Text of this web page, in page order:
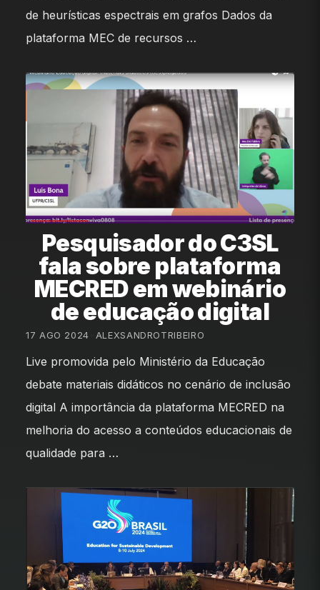
de heurísticas espectrais em grafos Dados da
plataforma MEC de recursos …
Pesquisador do C3SL
fala sobre plataforma
MECRED em webinário
de educação digital
17 AGO 2024 ALEXSANDROTRIBEIRO
Live promovida pelo Ministério da Educação
debate materiais didáticos no cenário de inclusão
digital A importância da plataforma MECRED na
melhoria do acesso a conteúdos educacionais de
qualidade para …